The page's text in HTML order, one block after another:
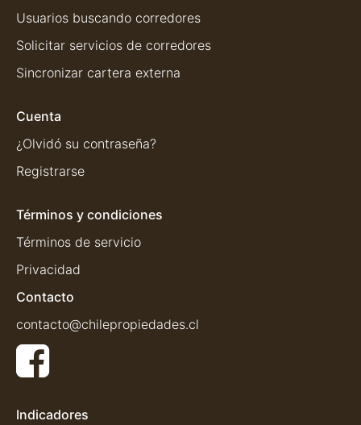
Usuarios buscando corredores
Solicitar servicios de corredores
Sincronizar cartera externa
Cuenta
¿Olvidó su contraseña?
Registrarse
Términos y condiciones
Términos de servicio
Privacidad
Contacto
contacto@chilepropiedades.cl
Indicadores